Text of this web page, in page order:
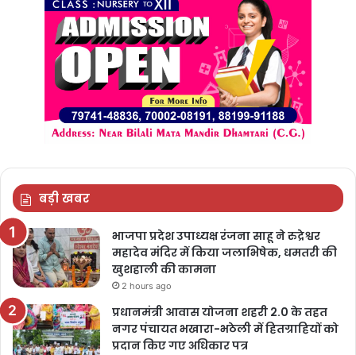
बड़ी खबर
भाजपा प्रदेश उपाध्यक्ष रंजना साहू ने रुद्रेश्वर
महादेव मंदिर में किया जलाभिषेक, धमतरी की
खुशहाली की कामना
2 hours ago
प्रधानमंत्री आवास योजना शहरी 2.0 के तहत
नगर पंचायत भखारा-भठेली में हितग्राहियों को
प्रदान किए गए अधिकार पत्र